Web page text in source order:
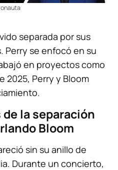
separada por sus
Perry se enfocó en su
en proyectos como
2025, Perry y Bloom
la separación
Bloom
sin su anillo de
Durante un concierto,